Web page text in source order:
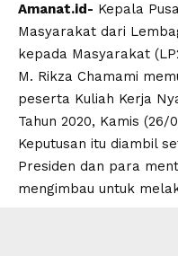
Amanat.id- Kepala
Masyarakat dari
kepada Masyarakat
M. Rikza Chamami
peserta Kuliah Kerja
Tahun 2020, Kamis (26/
Keputusan itu diambil
Presiden dan para
mengimbau untuk